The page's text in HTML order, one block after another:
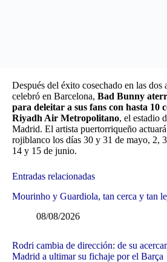
Después del éxito cosechado en las dos
celebró en Barcelona, Bad Bunny
para deleitar a sus fans con hasta 10
Riyadh Air Metropolitano, el estadio
Madrid. El artista puertorriqueño
rojiblanco los días 30 y 31 de mayo, 2,
14 y 15 de junio.
Entradas relacionadas
Mourinho y Guardiola, tan cerca y tan
08/08/2026
Rodri cambia de dirección: de su
Madrid a ultimar su fichaje por el Barça